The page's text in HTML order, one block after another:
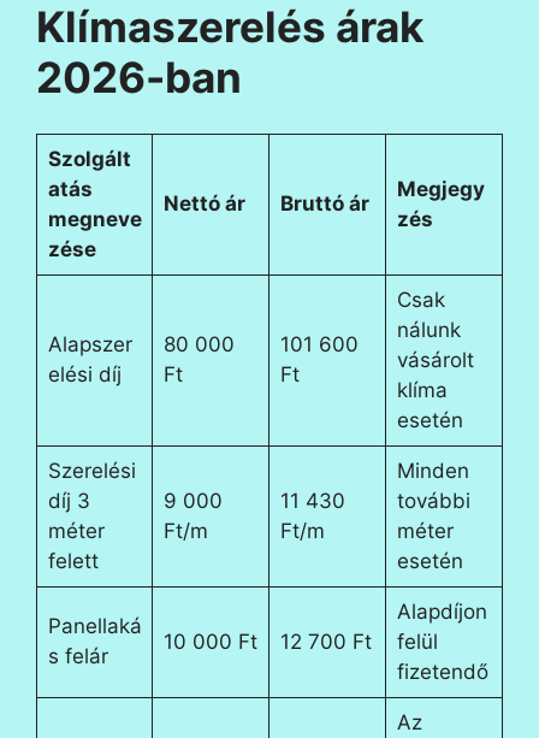
Klímaszerelés árak
2026-ban
Szolgált
atás
megneve
zése
Nettó ár Bruttó ár
Megjegy
zés
Alapszer
elési díj
80 000
Ft
101 600
Ft
Csak
nálunk
vásárolt
klíma
esetén
Szerelési
díj 3
méter
felett
9 000
Ft/m
11 430
Ft/m
Minden
további
méter
esetén
Panellaká
s felár
10 000 Ft 12 700 Ft
Alapdíjon
felül
fizetendő
Az